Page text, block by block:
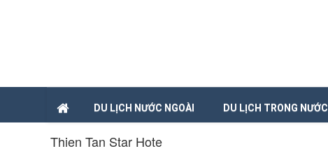
DU LỊCH NƯỚC NGOÀI DU LỊCH TRONG NƯỚC
Thien Tan Star Hote